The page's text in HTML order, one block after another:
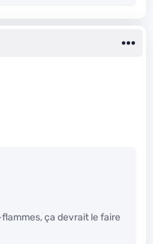
ça devrait le faire